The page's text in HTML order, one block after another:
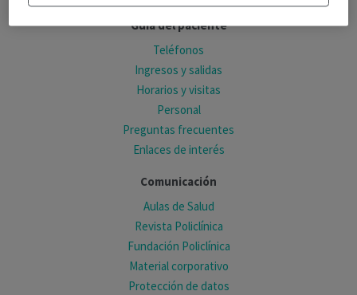
Guía del paciente
Teléfonos
Ingresos y salidas
Horarios y visitas
Personal
Preguntas frecuentes
Enlaces de interés
Comunicación
Aulas de Salud
Revista Policlínica
Fundación Policlínica
Material corporativo
Protección de datos